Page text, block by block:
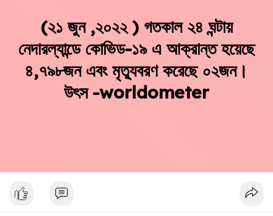
(২১ জুন ,২০২২ ) গতকাল ২৪ ঘন্টায়
নেদারল্যান্ডে কোভিড-১৯ এ আক্রান্ত হয়েছে
৪,৭৯৮জন এবং মৃত্যুবরণ করেছে ০২জন।
উৎস -worldometer